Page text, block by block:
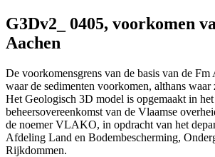
G3Dv2_ 0405, voorkomen
Aachen
De voorkomensgrens van de basis van de Fm
waar de sedimenten voorkomen, althans waar
Het Geologisch 3D model is opgemaakt in
beheersovereenkomst van de Vlaamse
de noemer VLAKO, in opdracht van het
Afdeling Land en Bodembescherming,
Rijkdommen.